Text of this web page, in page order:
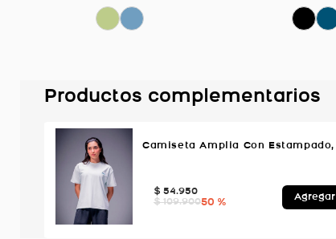
Productos complementarios
$ 54.950
$ 109.90050 % Agregar